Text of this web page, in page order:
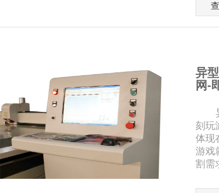
异
网-
异
刻玩
体
游戏
割需